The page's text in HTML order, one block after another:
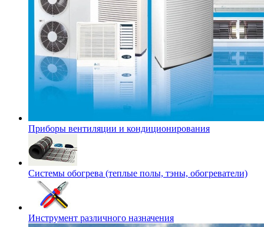
Приборы вентиляции и кондиционирования
Системы обогрева (теплые полы, тэны, обогреватели)
Инструмент различного назначения